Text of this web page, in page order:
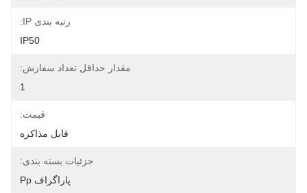
رتبه بندی IP:
IP50
مقدار حداقل تعداد سفارش:
1
قیمت:
قابل مذاکره
جزئیات بسته بندی:
پاراگراف Pp